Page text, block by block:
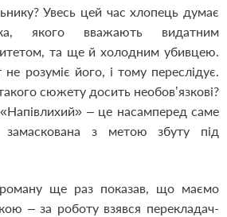
Увесь цей час хлопець думає
якого вважають видатним
та ще й холодним убивцею.
розуміє його, і тому переслідує.
сюжету досить необов’язкові?
– це насамперед саме
замаскована з метою збуту під
роману ще раз показав, що маємо
– за роботу взявся перекладач-